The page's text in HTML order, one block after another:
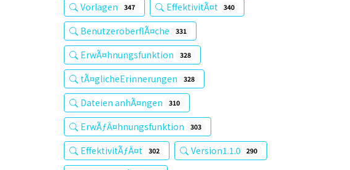
Vorlagen 347 EffektivitÃ¤t 340
BenutzeroberflÃ¤che 331
ErwÃ¤hnungsfunktion 328
tÃ¤glicheErinnerungen 328
Dateien anhÃ¤ngen 310
ErwÃƒÂ¤hnungsfunktion 303
EffektivitÃƒÂ¤t 302 Version1.1.0 290